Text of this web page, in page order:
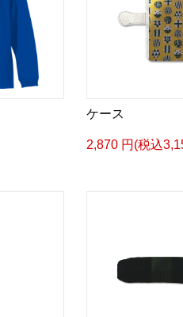
ケース
2,870 円(税込